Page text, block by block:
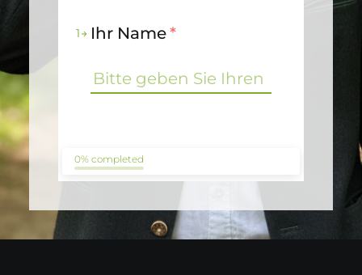
1 Ihr Name*
0% completed